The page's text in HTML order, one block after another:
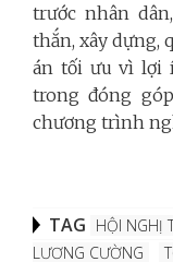
trước nhân
thắn, xây dựng,
án tối ưu vì lợi
trong đóng
chương trình
TAG HỘI NGHỊ
LƯƠNG CƯỜNG